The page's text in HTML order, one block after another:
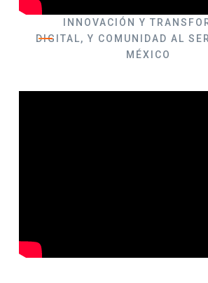
INNOVACIÓN Y
DIGITAL, Y COMUNIDAD AL
MÉXICO